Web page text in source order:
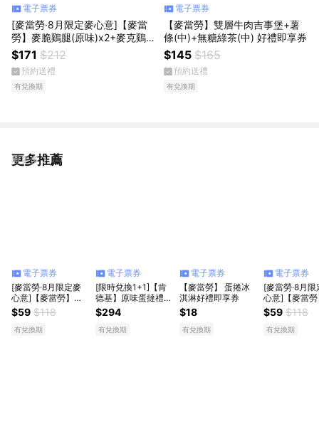
電子票券
[麥當勞·8月限定麥心意]【麥當
勞】麥脆鷄腿(原味)x2+麥克鷄
塊(4塊)+可樂(中) 好禮即享券
$171 $212
預約送禮
有兌換期
電子票券
【麥當勞】雙層牛肉吉事堡+薯
條(中)+無糖綠茶(中) 好禮即享券
$145 $165
預約送禮
有兌換期
更多推薦
看更多
電子票券
[麥當勞·8月限定麥
心意]【麥當勞】
Oreo冰炫風x2好禮
即享券(買1送1)
$59 $118
有兌換期
電子票券
[限時兌換1+1]【肯
德基】原味蛋撻禮盒
好禮即享券
$294
有兌換期
電子票券
【麥當勞】 蛋捲冰
淇淋好禮即享券
$18
有兌換期
電子票券
[麥當勞·8月限
心意]【麥當
Oreo冰炫風
即享券(買1送
$59 $118
有兌換期